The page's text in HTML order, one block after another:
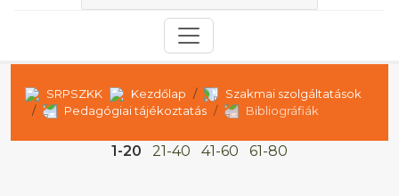
SRPSZKK Kezdőlap
Szakmai szolgáltatások
Pedagógiai tájékoztatás
Bibliográfiák
1-20 21-40 41-60 61-80